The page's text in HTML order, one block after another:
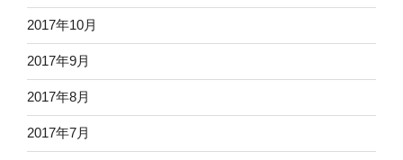
2017年10月
2017年9月
2017年8月
2017年7月